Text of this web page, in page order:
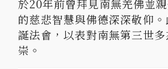
於20年前曾拜見南無羌佛並
的慈悲智慧與佛德深深敬仰
誕法會，以表對南無第三世
崇。